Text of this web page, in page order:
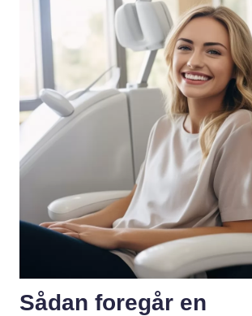
Sådan foregår en